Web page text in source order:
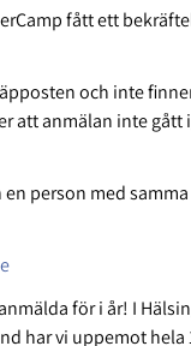
fått ett
och inte
att anmälan inte
person med
för i år! I
har vi uppemot hela